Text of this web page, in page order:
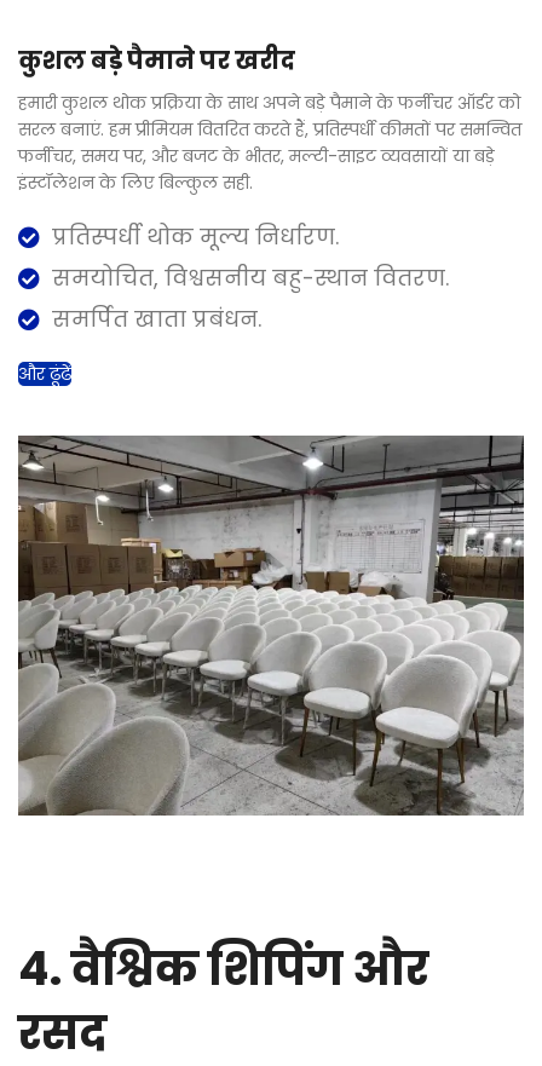
कुशल बड़े पैमाने पर खरीद
हमारी कुशल थोक प्रक्रिया के साथ अपने बड़े पैमाने के फर्नीचर ऑर्डर को
सरल बनाएं. हम प्रीमियम वितरित करते हैं, प्रतिस्पर्धी कीमतों पर समन्वित
फर्नीचर, समय पर, और बजट के भीतर, मल्टी-साइट व्यवसायों या बड़े
इंस्टॉलेशन के लिए बिल्कुल सही.
प्रतिस्पर्धी थोक मूल्य निर्धारण.
समयोचित, विश्वसनीय बहु-स्थान वितरण.
समर्पित खाता प्रबंधन.
और ढूंढें
4. वैश्विक शिपिंग और
रसद